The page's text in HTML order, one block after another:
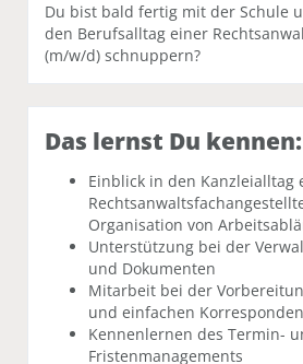
Du bist bald fertig mit der Schule
den Berufsalltag einer
(m/w/d) schnuppern?
Das lernst Du kennen:
Einblick in den Kanzleialltag
Organisation von
Unterstützung bei der
und Dokumenten
Mitarbeit bei der
und einfachen
Kennenlernen des Termin-
Fristenmanagements